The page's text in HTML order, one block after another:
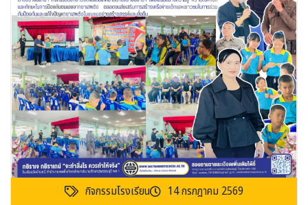
กิจกรรมโรงเรียน 14 กรกฎาคม 2569